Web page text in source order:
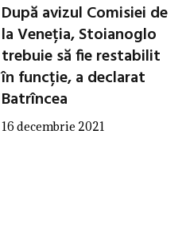
După avizul Comisiei de
la Veneția, Stoianoglo
trebuie să fie restabilit
în funcție, a declarat
Batrîncea
16 decembrie 2021